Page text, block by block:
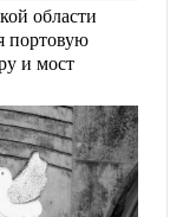
области
портовую
и мост